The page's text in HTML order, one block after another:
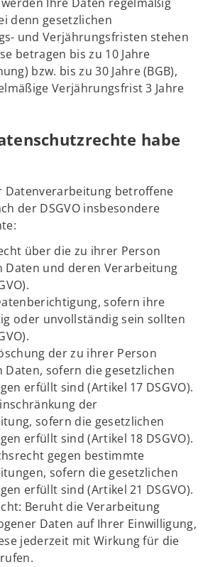
denn gesetzlichen
und Verjährungsfristen stehen
betragen bis zu 10 Jahre
bzw. bis zu 30 Jahre (BGB),
Verjährungsfrist 3 Jahre
habe
Datenverarbeitung betroffene
der DSGVO insbesondere
über die zu ihrer Person
Daten und deren Verarbeitung
sofern ihre
oder unvollständig sein sollten
der zu ihrer Person
Daten, sofern die gesetzlichen
erfüllt sind (Artikel 17 DSGVO).
der
sofern die gesetzlichen
erfüllt sind (Artikel 18 DSGVO).
gegen bestimmte
sofern die gesetzlichen
erfüllt sind (Artikel 21 DSGVO).
Beruht die Verarbeitung
Daten auf Ihrer Einwilligung,
jederzeit mit Wirkung für die